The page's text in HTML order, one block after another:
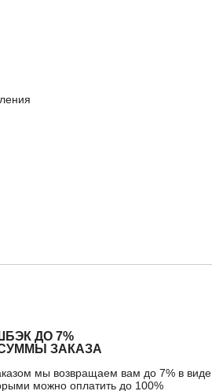
ДО 7%
ЗАКАЗА
мы возвращаем вам до 7% в виде
можно оплатить до 100%